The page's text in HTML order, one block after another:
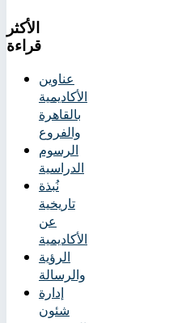
الأكثر
قراءة
عناوين
الأكاديمية
بالقاهرة
والفروع
الرسوم
الدراسية
نُبذة
تاريخية
عن
الأكاديمية
الرؤية
والرسالة
إدارة
شئون